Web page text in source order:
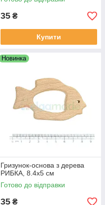
35 ₴
Купити
Новинка
Гризунок-основа з дерева
РИБКА, 8.4х5 см
Готово до відправки
35 ₴